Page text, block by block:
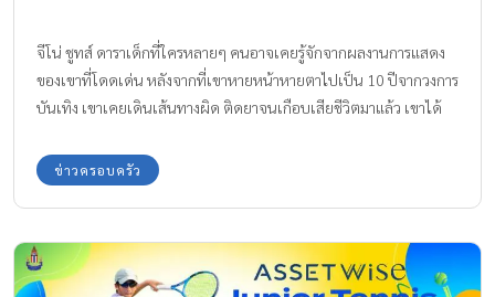
จีโน่ ชูทส์ ดาราเด็กที่ใครหลายๆ คนอาจเคยรู้จักจากผลงานการแสดง
ของเขาที่โดดเด่น หลังจากที่เขาหายหน้าหายตาไปเป็น 10 ปีจากวงการ
บันเทิง เขาเคยเดินเส้นทางผิด ติดยาจนเกือบเสียชีวิตมาแล้ว เขาได้
อนาคตของเขาด้วย
ข่าวครอบครัว